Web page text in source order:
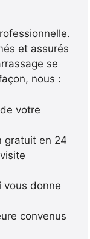
et assurés
se
nous :
votre
gratuit en 24
vous donne
convenus